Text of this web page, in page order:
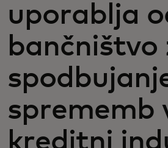
Za inovatorje
Novice in trendi
uporablja
bančništvo
sprememb
kreditni